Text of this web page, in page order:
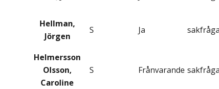
Hellman,
Jörgen
S Ja
Helmersson
Olsson,
Caroline
S Frånvarande